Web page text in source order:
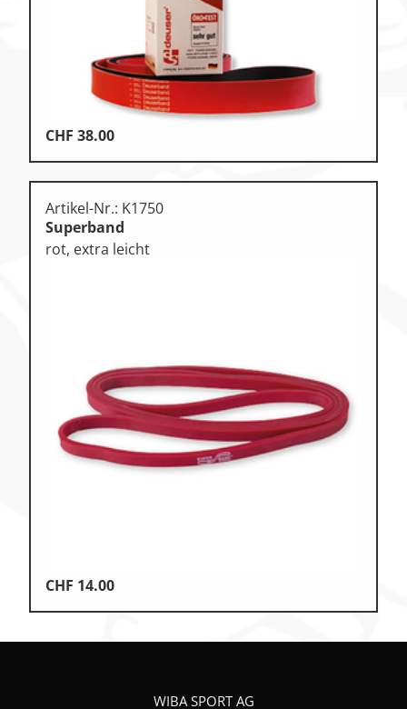
CHF 38.00
Artikel-Nr.: K1750
Superband
rot, extra leicht
CHF 14.00
WIBA SPORT AG